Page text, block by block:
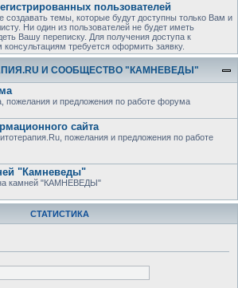
пользователей
создавать темы, которые будут доступны только Вам и
Ни один из пользователей не будет иметь
Вашу переписку. Для получения доступа к
требуется оформить заявку.
И СООБЩЕСТВО "КАМНЕВЕДЫ"
пожелания и предложения по работе форума
сайта
пожелания и предложения по работе
"Камневеды"
камней "КАМНЕВЕДЫ"
СТАТИСТИКА